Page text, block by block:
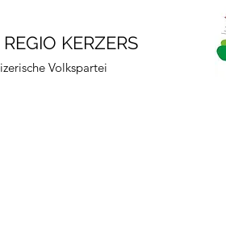
KERZERS
Volkspartei